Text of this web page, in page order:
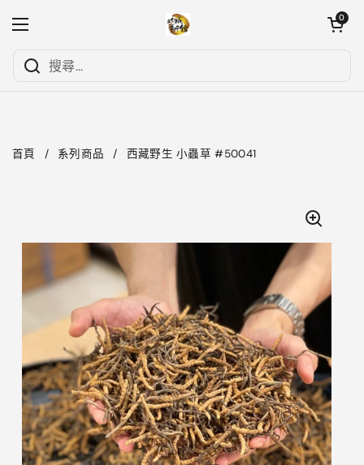
開啟選單
開啟購物
0
首頁 / 系列商品 / 西藏野生 小蟲草 #50041